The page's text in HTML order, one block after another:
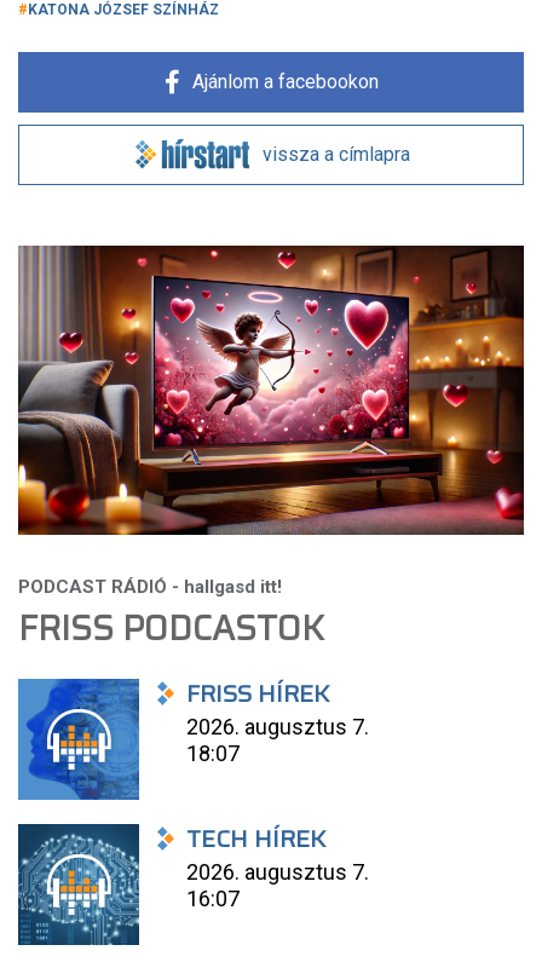
KATONA JÓZSEF SZÍNHÁZ
Ajánlom a facebookon
vissza a címlapra
FRISS PODCASTOK
FRISS HÍREK
2026. augusztus 7.
18:07
TECH HÍREK
2026. augusztus 7.
16:07